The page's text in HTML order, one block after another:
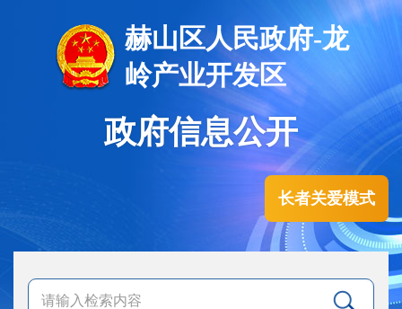
赫山区人民政府-龙
岭产业开发区
政府信息公开
长者关爱模式